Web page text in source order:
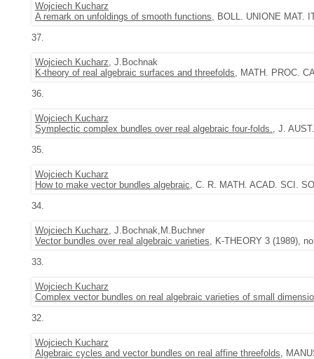
Wojciech Kucharz
A remark on unfoldings of smooth functions, BOLL. UNIONE MAT.
37.
Wojciech Kucharz, J.Bochnak
K-theory of real algebraic surfaces and threefolds, MATH. PROC.
36.
Wojciech Kucharz
Symplectic complex bundles over real algebraic four-folds., J.
35.
Wojciech Kucharz
How to make vector bundles algebraic, C. R. MATH. ACAD. SCI.
34.
Wojciech Kucharz, J.Bochnak,M.Buchner
Vector bundles over real algebraic varieties, K-THEORY 3 (1989),
33.
Wojciech Kucharz
Complex vector bundles on real algebraic varieties of small
32.
Wojciech Kucharz
Algebraic cycles and vector bundles on real affine threefolds,